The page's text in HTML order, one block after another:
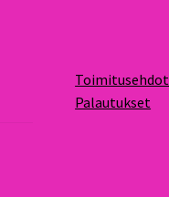
Toimitusehdot
Palautukset